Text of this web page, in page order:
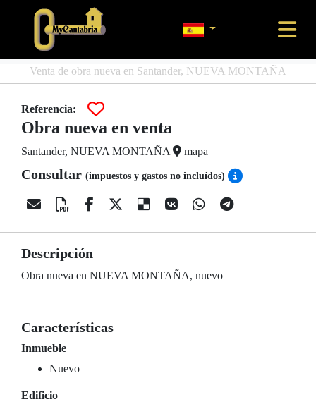
Venta de obra nueva en Santander, NUEVA MONTAÑA
Referencia:
Obra nueva en venta
Santander, NUEVA MONTAÑA mapa
Consultar (impuestos y gastos no incluídos)
Descripción
Obra nueva en NUEVA MONTAÑA, nuevo
Características
Inmueble
Nuevo
Edificio